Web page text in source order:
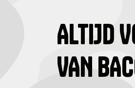
ALTIJD
VAN